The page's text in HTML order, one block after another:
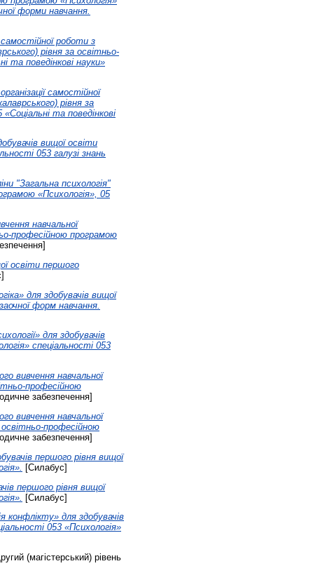
форми навчання.
роботи з
рівня за освітньо-
та поведінкові науки»
самостійної
рівня за
та поведінкові
вищої освіти
053 галузі знань
"Загальна психологія"
«Психологія», 05
навчальної
професійною програмою
освіти першого
для здобувачів вищої
форм навчання.
для здобувачів
спеціальності 053
вивчення навчальної
професійною
забезпечення]
вивчення навчальної
освітньо-професійною
забезпечення]
першого рівня вищої
[Силабус]
першого рівня вищої
[Силабус]
конфлікту» для здобувачів
053 «Психологія»
(магістерський) рівень